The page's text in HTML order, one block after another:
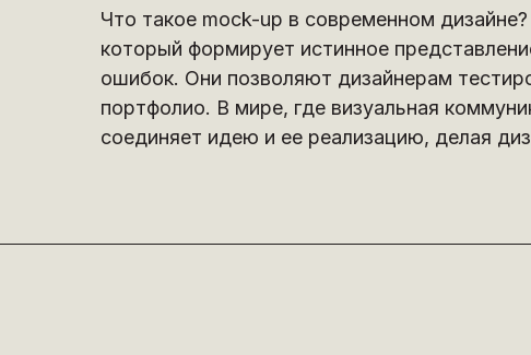
Что такое mock-up в современном
который формирует истинное
ошибок. Они позволяют дизайнерам
портфолио. В мире, где визуальная
соединяет идею и ее реализацию, делая